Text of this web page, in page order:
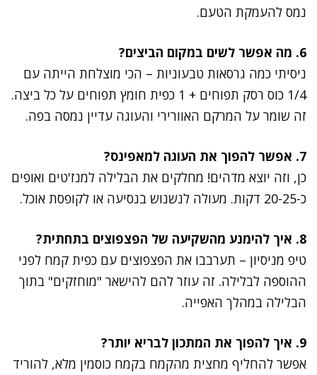
נמס להעמקת הטעם.
6. מה אפשר לשים במקום הביצים?
ניסיתי כמה גרסאות טבעוניות – הכי מוצלחת הייתה עם
1/4 כוס רסק תפוחים + 1 כפית חומץ תפוחים על כל ביצה.
זה שומר על המרקם האוורירי והעוגה עדיין נמסה בפה.
7. אפשר להפוך את העוגה למאפינס?
כן, וזה יוצא מדהים! מחלקים את הבלילה למנז'טים ואופים
כ-20-25 דקות. מעולה לנשנוש בנסיעה או לקופסת אוכל.
8. איך להימנע מהשקיעה של הפצפוצים בתחתית?
טיפ מניסיון – תערבבו את הפצפוצים עם כפית קמח לפני
ההוספה לבלילה. זה עוזר להם להישאר "מוחזקים" בתוך
הבלילה במהלך האפייה.
9. איך להפוך את המתכון לבריא יותר?
אפשר להחליף מחצית מהקמח בקמח כוסמין מלא, להוריד